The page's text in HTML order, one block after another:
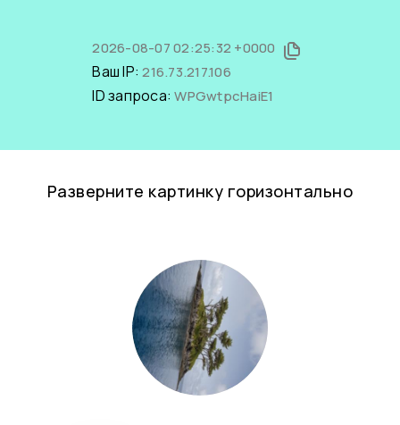
2026-08-07 02:25:32 +0000
Ваш IP:216.73.217.106
ID запроса:WPGwtpcHaiE1
Разверните картинку горизонтально